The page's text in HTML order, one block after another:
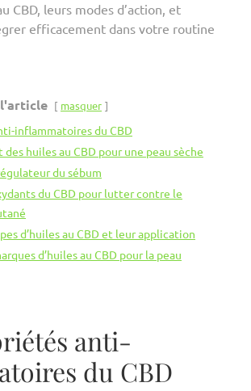
CBD, leurs modes d’action, et
efficacement dans votre routine
l'article masquer
inflammatoires du CBD
huiles au CBD pour une peau sèche
du sébum
du CBD pour lutter contre le
d’huiles au CBD et leur application
d’huiles au CBD pour la peau
anti-
du CBD